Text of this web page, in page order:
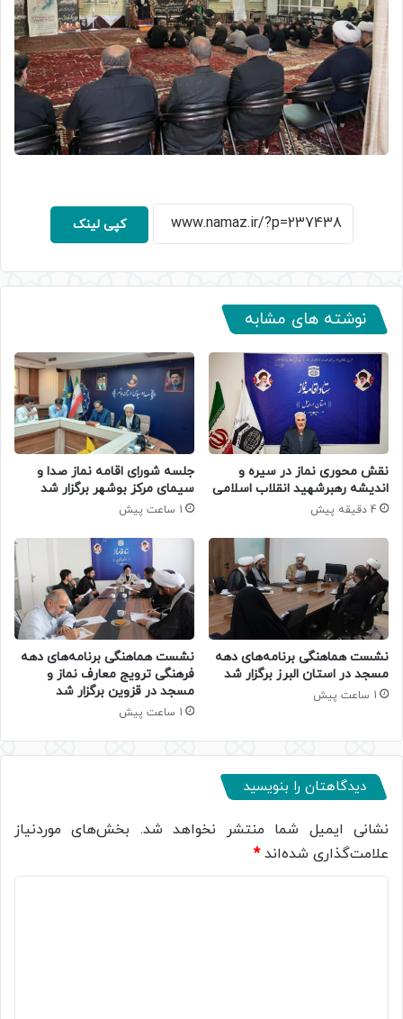
کپی لینک
نوشته های مشابه
نقش محوری نماز در سیره و
اندیشه رهبرشهید انقلاب اسلامی
4 دقیقه پیش
جلسه شورای اقامه نماز صدا و
سیمای مرکز بوشهر برگزار شد
1 ساعت پیش
نشست هماهنگی برنامه‌های دهه
مسجد در استان البرز برگزار شد
1 ساعت پیش
نشست هماهنگی برنامه‌های دهه
فرهنگی ترویج معارف نماز و
مسجد در قزوین برگزار شد
1 ساعت پیش
دیدگاهتان را بنویسید
نشانی ایمیل شما منتشر نخواهد شد. بخش‌های موردنیاز
علامت‌گذاری شده‌اند*